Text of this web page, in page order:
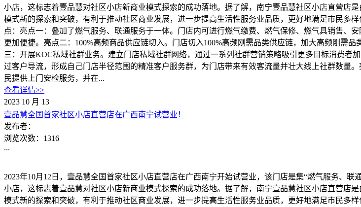
小店，这标志着壹品慧对社区小店新商业模式探索的成功落地。据了解，南宁壹品慧社区小店直营店
模式新的探索和突破，有利于推动社区商业发展，进一步提高生活性服务业品质，更好地满足市民多
点：亮点一：叠加了燃气服务、联通服务于一体。门店内可进行燃气缴费、燃气保修、燃气具销售、
更加便捷。亮点二：100%高频商品供应链切入。门店切入100%高频刚需品类供应链，加大高频刚需
三：开展KOC私域社群业务。建立门店私域社群网络，通过一系列社群营销策略吸引更多目标消费
过客户导流，形成自己门店半径范围的精准客户服务群，为门店带来有效客流量并壮大线上社群数量
民提供上门安检服务，并在...
查看详情>>
2023 10 月 13
壹品慧全国首家社区小店直营店在广西南宁试营业！
发布者：
浏览次数： 1316
...
2023年10月12日，壹品慧全国首家社区小店直营店在广西南宁开始试营业，该门店是集“燃气服务、
小店，这标志着壹品慧对社区小店新商业模式探索的成功落地。据了解，南宁壹品慧社区小店直营店
模式新的探索和突破，有利于推动社区商业发展，进一步提高生活性服务业品质，更好地满足市民多